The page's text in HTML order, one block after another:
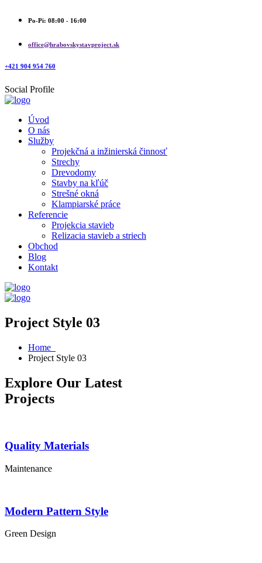
Po-Pi: 08:00 - 16:00
office@hrabovskystavproject.sk
+421 904 954 760
Social Profile
Úvod
O nás
Služby
Projekčná a inžinierská činnosť
Strechy
Drevodomy
Stavby na kľúč
Strešné okná
Klampiarské práce
Referencie
Projekcia stavieb
Relizacia stavieb a striech
Obchod
Blog
Kontakt
Project Style 03
Home
Project Style 03
Explore Our Latest
Projects
Quality Materials
Maintenance
Modern Pattern Style
Green Design